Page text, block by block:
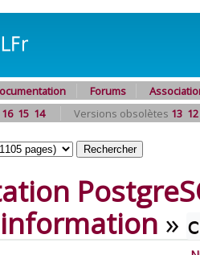
Forums
16 15 14 Versions obsolètes 13 12
»